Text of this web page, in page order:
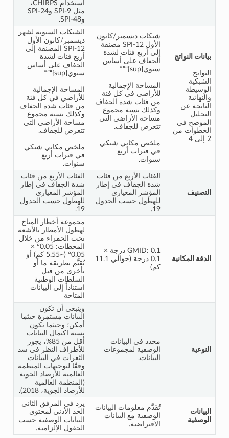
استخدام CHIRPS،
مثل SPI-9 وSPI-24
وSPI-48.
بيانات النواتج
النواتج
الشبكية
الوسيطة
والنهائية
الناتجة عن
التحليل
الموضح في
الخطوات من
2 إلى 4
شبكات ديسمبر/كانون
الأول SPI-12 مصنفة
إلى أربع فئات لشدة
الجفاف على أساس
سنوي{sup}“”*
المساحة الإجمالية
للأراضي في كل فئة
من فئات شدة الجفاف
وكذلك نسبة مجموع
مساحة الأراضي التي
تتعرض للجفاف.
ملخص مكاني شبكي
في فترات أربع
سنوات.
الشبكات السنوية لشهر
ديسمبر/كانون الأول
SPI-12 المصنفة إلى
أربع فئات لشدة
الجفاف على أساس
سنوي{sup}“”*
المساحة الإجمالية
للأراضي في كل فئة
من فئات شدة الجفاف
وكذلك نسبة مجموع
مساحة الأراضي التي
تتعرض للجفاف.
ملخص مكاني شبكي
في فترات أربع
سنوات.
التصنيف
الفئات الأربع من فئات
شدة الجفاف في إطار
المؤشر المعياري
للهطول حسب الجدول
19.
الفئات الأربع من فئات
شدة الجفاف في إطار
المؤشر المعياري
للهطول حسب الجدول
19.
الدقة المكانية
GMID: 0.1 درجة ×
0.1 درجة (حوالي 11.1
كم)
مجموعة أخطار المناخ
لهطول الأمطار بالأشعة
تحت الحمراء من خلال
المحطات: 0.05° ×
0.05° (~5.55 كم) أو
تُقيَّم بطريقة ما أو
بأخرى من قبل
السلطات الوطنية
استناداً إلى البيانات
المتاحة
النوعية
محدد في البيانات
الوصفية لمجموعات
البيانات.
وينبغي أن تكون
البيانات مستمرة حيثما
أمكن؛ وحيثما تكون
نسبة اكتمال البيانات
أقل من 85%، يجوز
للأطراف النظر في سد
الثغرات في البيانات
وفقًا لتوجيهات المنظمة
العالمية للأرصاد الجوية
(المنظمة العالمية
للأرصاد الجوية، 2018).
البيانات
الوصفية
تُقَدَّم معلومات البيانات
الوصفية مع البيانات
الافتراضية.
يرد في المرفق الثاني
الحد الأدنى لمحتوى
البيانات الوصفية حسب
الحقول الإلزامية.